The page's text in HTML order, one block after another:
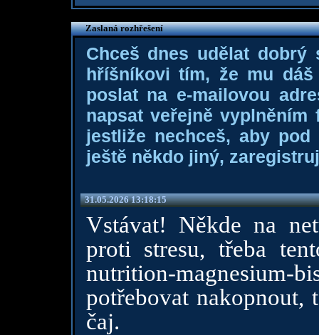
Zaslaná rozhřešení
Chceš dnes udělat dobrý
hříšníkovi tím, že mu
poslat na e-mailovou
napsat veřejně
jestliže nechceš, aby
ještě někdo jiný,
31.05.2026 13:18:15
Vstávat! Někde na
proti stresu, třeba
nutrition-
potřebovat nakopnout,
čaj.